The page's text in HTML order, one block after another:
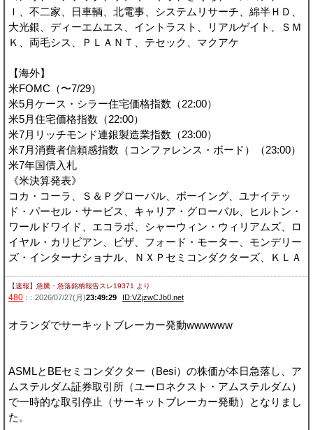
Ｉ、不二家、日車輌、北電事、システムリサーチ、綿半ＨＤ、
大光銀、ディーエムエス、イントラスト、リアルゲイト、ＳＭ
Ｋ、両毛シス、ＰＬＡＮＴ、テセック、マクアケ
【海外】
米FOMC（〜7/29）
米5月ケース・シラー住宅価格指数（22:00）
米5月住宅価格指数（22:00）
米7月リッチモンド連銀製造業指数（23:00）
米7月消費者信頼感指数（コンファレンス・ボード）（23:00）
米7年国債入札
《米決算発表》
コカ・コーラ、Ｓ＆Ｐグローバル、ボーイング、ユナイテッ
ド・パーセル・サービス、キャリア・グローバル、ヒルトン・
ワールドワイド、エコラボ、シャーウィン・ウィリアムズ、ロ
イヤル・カリビアン、ビザ、フォード・モーター、モンデリー
ズ・インターナショナル、ＮＸＰセミコンダクターズ、ＫＬＡ
【速報】急騰・急落銘柄報告スレ19371 より
480 :：2026/07/27(月)23:49:29 ID:VZjzwCJb0.net
オランダでサーキットブレーカー発動wwwwww
ASMLとBEセミコンダクター（Besi）の株価が本日急落し、ア
ムステルダム証券取引所（ユーロネクスト・アムステルダム）
で一時的な取引停止（サーキットブレーカー発動）となりまし
た。